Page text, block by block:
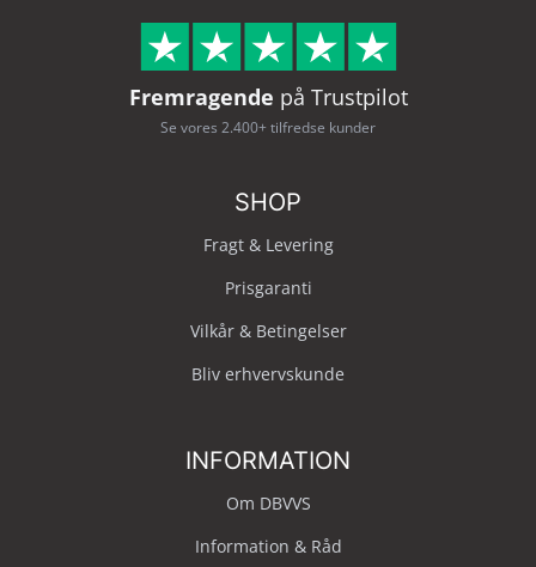
Fremragende på Trustpilot
Se vores 2.400+ tilfredse kunder
SHOP
Fragt & Levering
Prisgaranti
Vilkår & Betingelser
Bliv erhvervskunde
INFORMATION
Om DBVVS
Information & Råd